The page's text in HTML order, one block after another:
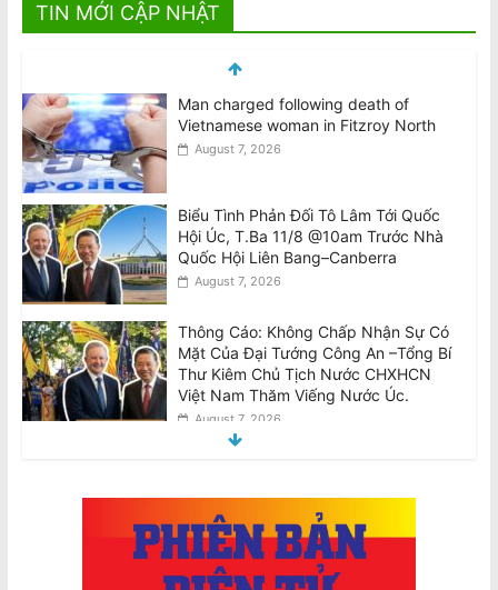
TIN MỚI CẬP NHẬT
Biểu Tình Phản Đối Tô Lâm Tới Quốc
Hội Úc, T.Ba 11/8 @10am Trước Nhà
Quốc Hội Liên Bang–Canberra
Thông Cáo: Không Chấp Nhận Sự Có
Mặt Của Đại Tướng Công An –Tổng Bí
Thư Kiêm Chủ Tịch Nước CHXHCN
Việt Nam Thăm Viếng Nước Úc.
Announcement: Objection to the Visit
of General of Public Security, General
Secretary and State President of the
Socialist Republic of Vietnam, to
Australia
Điều tra Dân số 2026: Thông tin cho di
dân, người tị nạn và du khách quốc tế
August 7, 2026